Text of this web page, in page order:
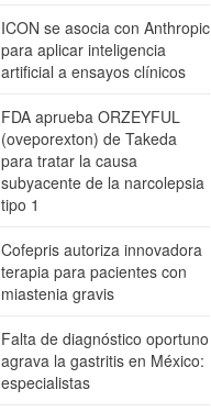
ICON se asocia con Anthropic
para aplicar inteligencia
artificial a ensayos clínicos
FDA aprueba ORZEYFUL
(oveporexton) de Takeda
para tratar la causa
subyacente de la narcolepsia
tipo 1
Cofepris autoriza innovadora
terapia para pacientes con
miastenia gravis
Falta de diagnóstico oportuno
agrava la gastritis en México:
especialistas